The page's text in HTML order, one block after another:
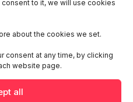
to it, we will use cookies
about the cookies we set.
consent at any time, by clicking
website page.
all
tietoja palveluidemme